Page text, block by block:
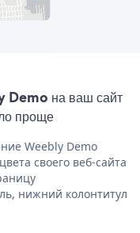
Demo на ваш сайт
проще
Weebly Demo
своего веб-сайта
нижний колонтитул